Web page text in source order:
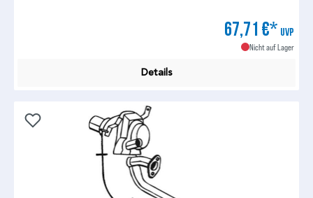
67,71 €* UVP
Nicht auf Lager
Details